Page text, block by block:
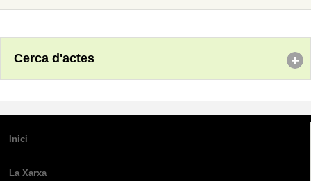
Cerca d'actes
Inici
La Xarxa